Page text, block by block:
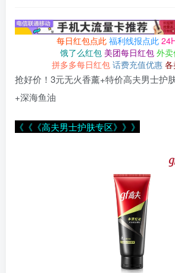
每日红包点此 福利线报点此
饿了么红包 美团每日红包 外
拼多多每日红包 话费充值优惠
抢好价！3元无火香薰+特价高夫男士护
+深海鱼油
《《《高夫男士护肤专区》》》